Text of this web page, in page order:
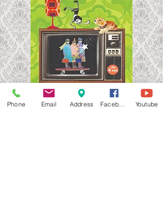
Phone Email Address Youtube